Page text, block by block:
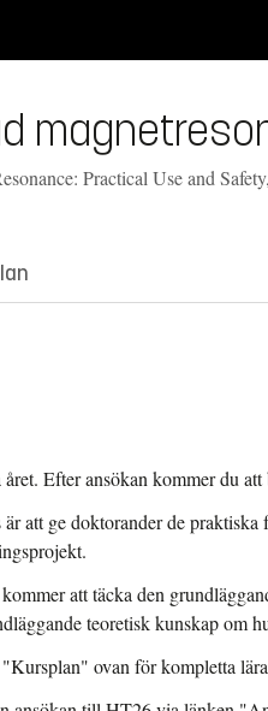
Practical Use and
Efter ansökan kommer du
att ge doktorander de
att täcka den
teoretisk kunskap om
ovan för kompletta